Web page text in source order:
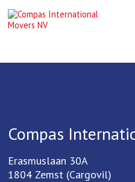
Compas
Erasmuslaan 30A
1804 Zemst (Cargovil)